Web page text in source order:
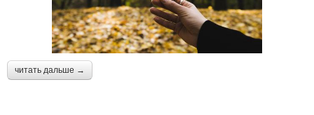
читать дальше →